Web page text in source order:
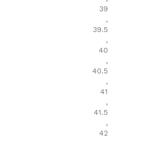
39
,
39.5
,
40
,
40.5
,
41
,
41.5
,
42